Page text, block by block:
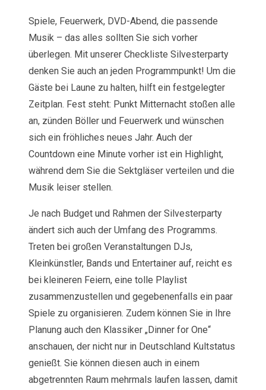
Spiele, Feuerwerk, DVD-Abend, die passende
Musik – das alles sollten Sie sich vorher
überlegen. Mit unserer Checkliste Silvesterparty
denken Sie auch an jeden Programmpunkt! Um die
Gäste bei Laune zu halten, hilft ein festgelegter
Zeitplan. Fest steht: Punkt Mitternacht stoßen alle
an, zünden Böller und Feuerwerk und wünschen
sich ein fröhliches neues Jahr. Auch der
Countdown eine Minute vorher ist ein Highlight,
während dem Sie die Sektgläser verteilen und die
Musik leiser stellen.
Je nach Budget und Rahmen der Silvesterparty
ändert sich auch der Umfang des Programms.
Treten bei großen Veranstaltungen DJs,
Kleinkünstler, Bands und Entertainer auf, reicht es
bei kleineren Feiern, eine tolle Playlist
zusammenzustellen und gegebenenfalls ein paar
Spiele zu organisieren. Zudem können Sie in Ihre
Planung auch den Klassiker „Dinner for One“
anschauen, der nicht nur in Deutschland Kultstatus
genießt. Sie können diesen auch in einem
abgetrennten Raum mehrmals laufen lassen, damit